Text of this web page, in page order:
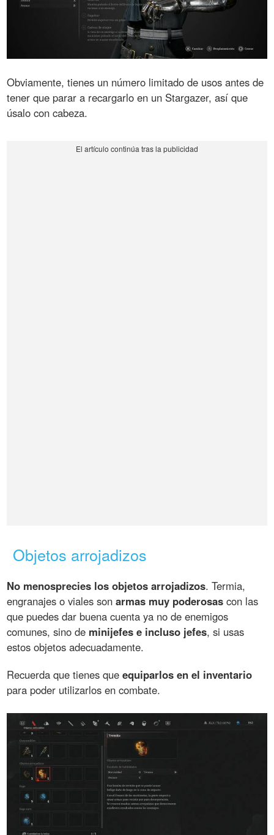
Obviamente, tienes un número limitado de usos antes de
tener que parar a recargarlo en un Stargazer, así que
úsalo con cabeza.
Objetos arrojadizos
No menosprecies los objetos arrojadizos. Termia,
engranajes o viales sonarmas muy poderosas con las
que puedes dar buena cuenta ya no de enemigos
comunes, sino de minijefes e incluso jefes, si usas
estos objetos adecuadamente.
Recuerda que tienes queequiparlos en el inventario
para poder utilizarlos en combate.